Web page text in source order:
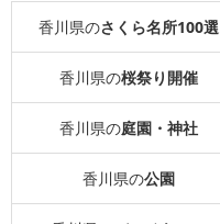
香川県のさくら名所100選
香川県の桜祭り開催
香川県の庭園・神社
香川県の公園